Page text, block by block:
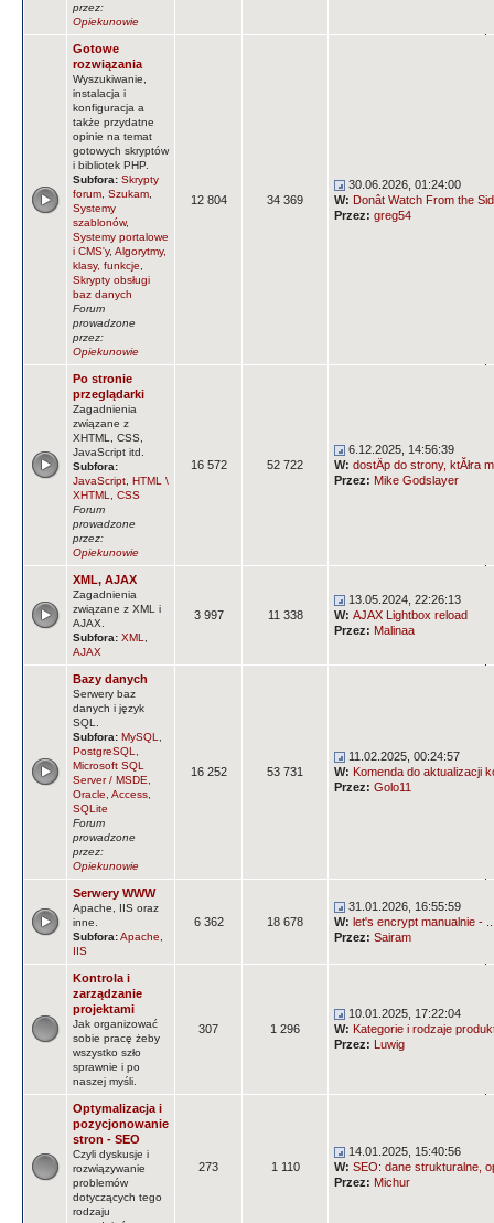
przez:
Opiekunowie
Gotowe
rozwiązania
Wyszukiwanie,
instalacja i
konfiguracja a
także przydatne
opinie na temat
gotowych skryptów
i bibliotek PHP.
Subfora: Skrypty
forum Szukam
Systemy
szablonów,
Systemy portalowe
i CMS'y, Algorytmy,
klasy, funkcje
Skrypty obsługi
baz danych
Forum
prowadzone
przez:
Opiekunowie
12 804 34 369
30.06.2026, 01:24:00
W: Donât Watch From the
Przez: greg54
Po stronie
przeglądarki
Zagadnienia
związane z
XHTML, CSS,
JavaScript itd.
Subfora:
JavaScript HTML \
XHTML
CSS
Forum
prowadzone
przez:
Opiekunowie
16 572 52 722
6.12.2025, 14:56:39
W: dostÄp do strony, ktĂłra
Przez: Mike Godslayer
XML, AJAX
Zagadnienia
związane z XML i
AJAX.
Subfora: XML
AJAX
3 997 11 338
13.05.2024, 22:26:13
W: AJAX Lightbox reload
Przez: Malinaa
Bazy danych
Serwery baz
danych i język
SQL.
Subfora: MySQL
PostgreSQL
Microsoft SQL
Server / MSDE
Oracle Access
SQLite
Forum
prowadzone
przez:
Opiekunowie
16 252 53 731
11.02.2025, 00:24:57
W: Komenda do aktualizacji
Przez: Golo11
Serwery WWW
Apache, IIS oraz
inne.
Subfora:Apache
IIS
6 362 18 678
31.01.2026, 16:55:59
W: let's encrypt manualnie -
Przez: Sairam
Kontrola i
zarządzanie
projektami
Jak organizować
sobie pracę żeby
wszystko szło
sprawnie i po
naszej myśli.
307 1 296
10.01.2025, 17:22:04
W: Kategorie i rodzaje
Przez: Luwig
Optymalizacja i
pozycjonowanie
stron - SEO
Czyli dyskusje i
rozwiązywanie
problemów
dotyczących tego
rodzaju
273 1 110
14.01.2025, 15:40:56
W: SEO: dane strukturalne,
Przez: Michur